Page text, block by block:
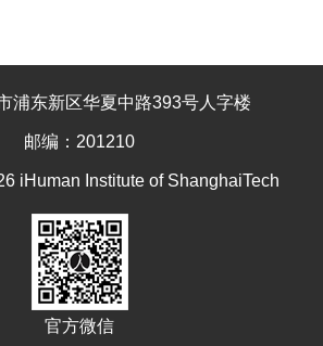
浦东新区华夏中路393号人字楼
邮编：201210
iHuman Institute of ShanghaiTech
官方微信